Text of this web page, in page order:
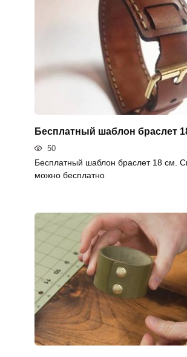
Бесплатный шаблон браслет
50
Бесплатный шаблон браслет 18 см.
можно бесплатно